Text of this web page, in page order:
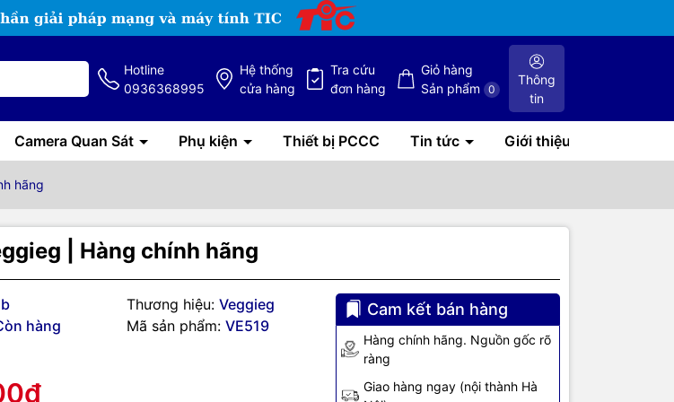
Hotline
0936368995
Hệ thống
cửa hàng
Tra cứu
đơn hàng
Giỏ hàng
Sản phẩm
0
Thông
tin
Camera Quan Sát Phụ kiện Thiết bị PCCC Tin tức Giới thiệu
hãng
| Hàng chính hãng
Thương hiệu: Veggieg
hàng Mã sản phẩm: VE519
Cam kết bán hàng
Hàng chính hãng. Nguồn gốc rõ
ràng
Giao hàng ngay (nội thành Hà